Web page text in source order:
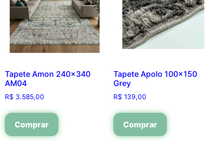
Tapete Amon 240×340
AM04
R$ 3.585,00
Comprar
Tapete Apolo 100×150
Grey
R$ 139,00
Comprar